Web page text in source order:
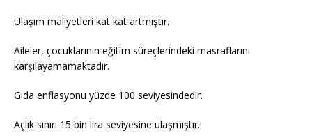
Ulaşım maliyetleri kat kat artmıştır.
Aileler, çocuklarının eğitim süreçlerindeki masraflarını
karşılayamamaktadır.
Gıda enflasyonu yüzde 100 seviyesindedir.
Açlık sınırı 15 bin lira seviyesine ulaşmıştır.